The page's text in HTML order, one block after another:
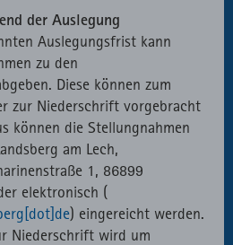
der Auslegung
Auslegungsfrist kann
zu den
Diese können zum
zur Niederschrift vorgebracht
können die Stellungnahmen
am Lech,
1, 86899
elektronisch (
) eingereicht werden.
Niederschrift wird um